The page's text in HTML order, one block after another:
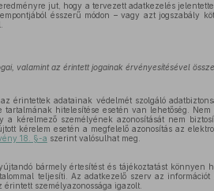
jut, hogy a tervezett adatkezelés
ésszerű módon – vagy azt jogszabály
valamint az érintett jogainak érvényesítésével
érintettek adatainak védelmét szolgáló
hitelesítése esetén van lehetőség.
kérelmező személyének azonosítását nem
kérelem esetén a megfelelő azonosítás az
18. §-a szerint valósulhat meg.
bármely értesítést és tájékoztatást könnyen
teljesíti. Az adatkezelő szerv az
személyazonossága igazolt.